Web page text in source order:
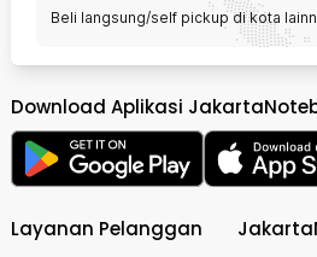
Beli langsung/self pickup di kota
Download Aplikasi
Layanan Pelanggan